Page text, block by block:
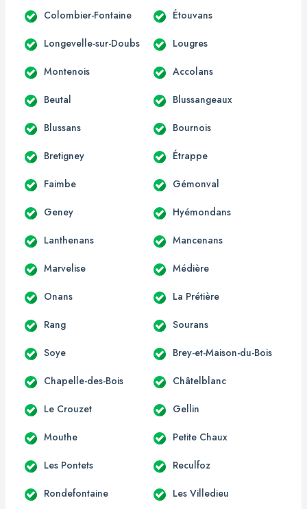
Colombier-Fontaine Étouvans
Longevelle-sur-Doubs Lougres
Montenois Accolans
Beutal Blussangeaux
Blussans Bournois
Bretigney Étrappe
Faimbe Gémonval
Geney Hyémondans
Lanthenans Mancenans
Marvelise Médière
Onans La Prétière
Rang Sourans
Soye Brey-et-Maison-du-Bois
Chapelle-des-Bois Châtelblanc
Le Crouzet Gellin
Mouthe Petite Chaux
Les Pontets Reculfoz
Rondefontaine Les Villedieu